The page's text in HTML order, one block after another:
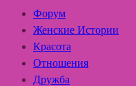
Форум
Женские Истории
Красота
Отношения
Дружба